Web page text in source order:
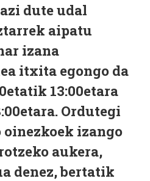
dute udal
aipatu
izana
itxita egongo da
13:00etara
Ordutegi
izango
aukera,
denez, bertatik